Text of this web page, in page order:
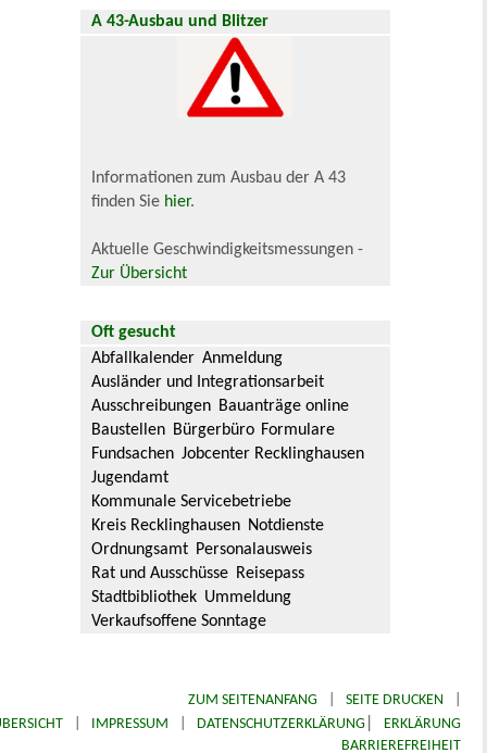
A 43-Ausbau und Blitzer
Informationen zum Ausbau der A 43
finden Sie hier.
Aktuelle Geschwindigkeitsmessungen -
Zur Übersicht
Oft gesucht
Abfallkalender Anmeldung
Ausländer und Integrationsarbeit
Ausschreibungen Bauanträge online
Baustellen Bürgerbüro Formulare
Fundsachen Jobcenter Recklinghausen
Jugendamt
Kommunale Servicebetriebe
Kreis Recklinghausen Notdienste
Ordnungsamt Personalausweis
Rat und Ausschüsse Reisepass
Stadtbibliothek Ummeldung
Verkaufsoffene Sonntage
ZUM SEITENANFANG SEITE DRUCKEN
IMPRESSUM DATENSCHUTZERKLÄRUNG|
ERKLÄRUNG
BARRIEREFREIHEIT